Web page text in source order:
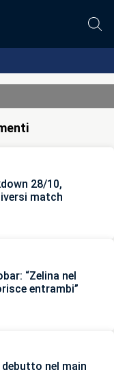
28/10,
match
“Zelina nel
entrambi”
nel main